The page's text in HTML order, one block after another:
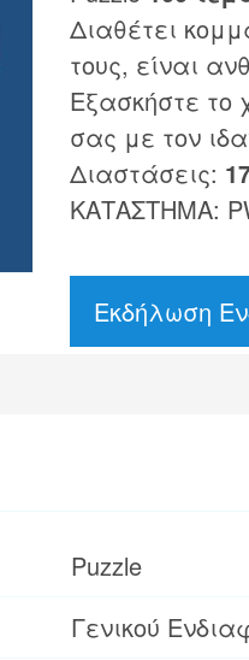
Διαθέτει
τους, είναι
Εξασκήστε το
σας με τον
Διαστάσεις:
ΚΑΤΑΣΤΗΜΑ:
Εκδήλωση
Puzzle
Γενικού